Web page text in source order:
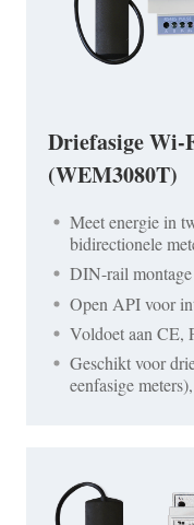
Driefasige Wi-
(WEM3080T)
Meet energie in
bidirectionele
DIN-rail montage
Open API voor
Voldoet aan CE,
Geschikt voor
eenfasige